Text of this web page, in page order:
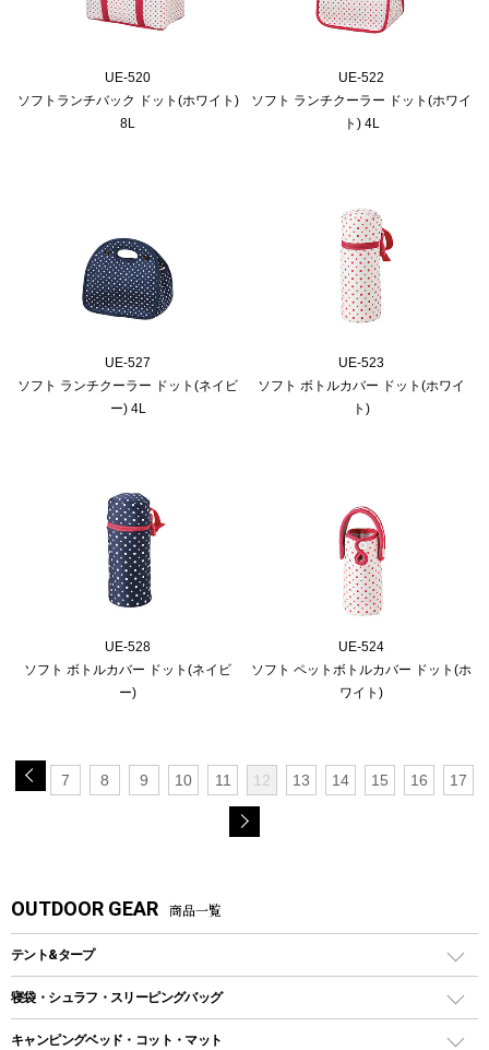
UE-520
ソフトランチバック ドット(ホワイト)
8L
UE-522
ソフト ランチクーラー ドット(ホワイ
ト) 4L
UE-527
ソフト ランチクーラー ドット(ネイビ
ー) 4L
UE-523
ソフト ボトルカバー ドット(ホワイ
ト)
UE-528
ソフト ボトルカバー ドット(ネイビ
ー)
UE-524
ソフト ペットボトルカバー ドット(ホ
ワイト)
7 8 9 10 11 12 13 14 15 16 17
OUTDOOR GEAR 商品一覧
テント&タープ
テント
寝袋・シュラフ・スリーピングバッグ
レクタングラー型（封筒型）シュラフ
キャンピングベッド・コット・マット